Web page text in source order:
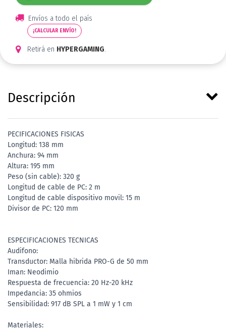
Envíos a todo el país
¡CALCULAR ENVÍO!
Retirá en HYPERGAMING.
Descripción
PECIFICACIONES FISICAS
Longitud: 138 mm
Anchura: 94 mm
Altura: 195 mm
Peso (sin cable): 320 g
Longitud de cable de PC: 2 m
Longitud de cable dispositivo movil: 15 m
Divisor de PC: 120 mm
ESPECIFICACIONES TECNICAS
Audifono:
Transductor: Malla hibrida PRO-G de 50 mm
Iman: Neodimio
Respuesta de frecuencia: 20 Hz-20 kHz
Impedancia: 35 ohmios
Sensibilidad: 917 dB SPL a 1 mW y 1 cm
Materiales: